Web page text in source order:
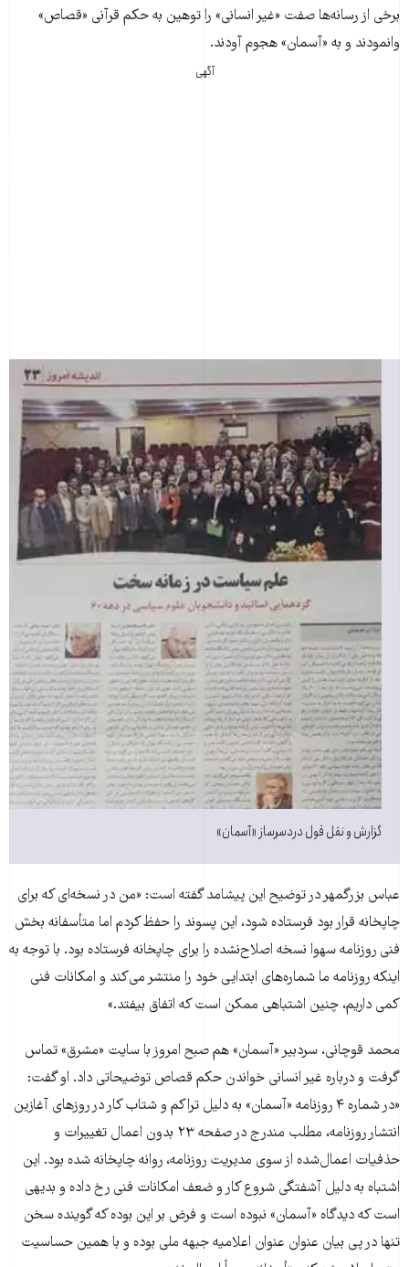
برخی از رسانه‌ها صفت «غیر انسانی» را توهین به حکم قرآنی «قصاص»
وانمودند و به «آسمان» هجوم آودند.
آگهی
گزارش و نقل قول دردسرساز «آسمان»
عباس بزرگمهر در توضیح این پیشامد گفته است: «من در نسخه‌ای که برای
چاپخانه قرار بود فرستاده شود، این پسوند را حفظ کردم اما متأسفانه بخش
فنی روزنامه سهوا نسخه اصلاح‌نشده را برای چاپخانه فرستاده بود. با توجه به
اینکه روزنامه ما شماره‌های ابتدایی خود را منتشر می‌کند و امکانات فنی
کمی داریم، چنین اشتباهی ممکن است که اتفاق بیفتد.»
محمد قوچانی، سردبیر «آسمان» هم صبح امروز با سایت «مشرق» تماس
گرفت و درباره غیر انسانی خواندن حکم قصاص توضیحاتی داد. او گفت:
«در شماره ۴ روزنامه «آسمان» به دلیل تراکم و شتاب کار در روزهای آغازین
انتشار روزنامه، مطلب مندرج در صفحه ۲۳ بدون اعمال تغییرات و
حذفیات اعمال‌شده از سوی مدیریت روزنامه، روانه چاپخانه شده بود. این
اشتباه به دلیل آشفتگی شروع کار و ضعف امکانات فنی رخ داده و بدیهی
است که دیدگاه «آسمان» نبوده است و فرض بر این بوده که گوینده سخن
تنها در پی بیان عنوان عنوان اعلامیه جبهه ملی بوده و با همین حساسیت